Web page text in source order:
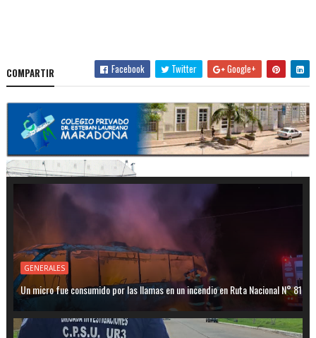
COMPARTIR Facebook Twitter Google+
GENERALES
Un micro fue consumido por las llamas en un incendio en Ruta Nacional N° 81